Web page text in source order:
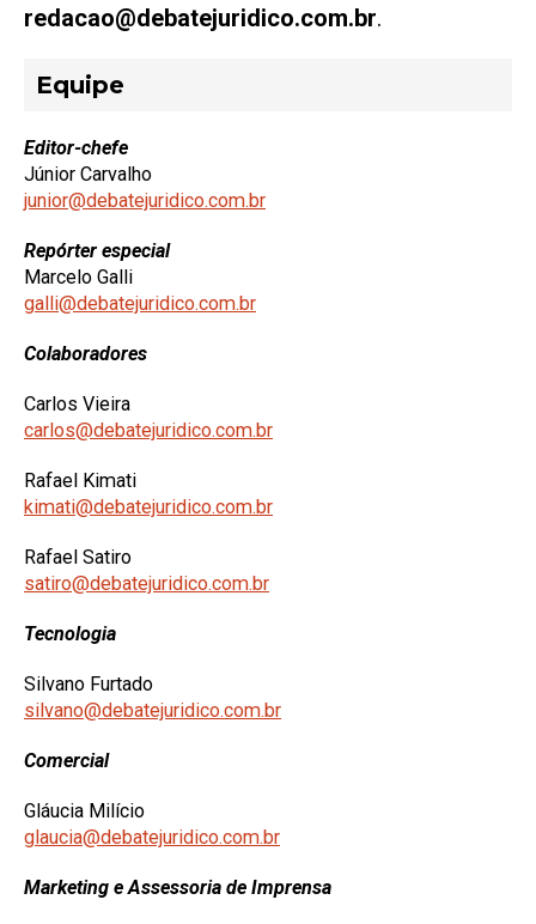
redacao@debatejuridico.com.br.
Equipe
Editor-chefe
Júnior Carvalho
junior@debatejuridico.com.br
Repórter especial
Marcelo Galli
galli@debatejuridico.com.br
Colaboradores
Carlos Vieira
carlos@debatejuridico.com.br
Rafael Kimati
kimati@debatejuridico.com.br
Rafael Satiro
satiro@debatejuridico.com.br
Tecnologia
Silvano Furtado
silvano@debatejuridico.com.br
Comercial
Gláucia Milício
glaucia@debatejuridico.com.br
Marketing e Assessoria de Imprensa